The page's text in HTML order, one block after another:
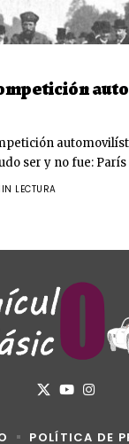
ser y no fue:
LECTURA
POLÍTICA DE